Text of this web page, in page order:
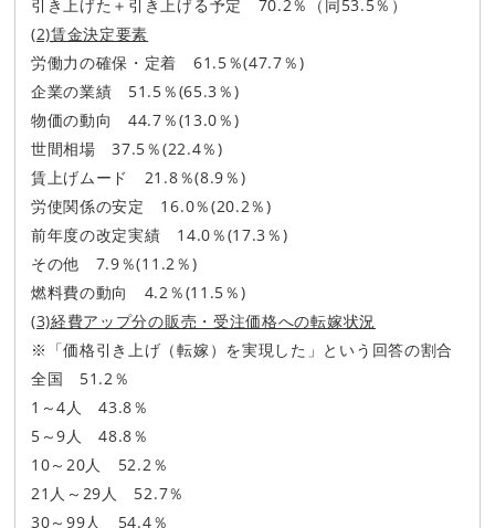
引き上げた＋引き上げる予定 70.2％（同53.5％）
(2)賃金決定要素
労働力の確保・定着 61.5％(47.7％)
企業の業績 51.5％(65.3％)
物価の動向 44.7％(13.0％)
世間相場 37.5％(22.4％)
賃上げムード 21.8％(8.9％)
労使関係の安定 16.0％(20.2％)
前年度の改定実績 14.0％(17.3％)
その他 7.9％(11.2％)
燃料費の動向 4.2％(11.5％)
(3)経費アップ分の販売・受注価格への転嫁状況
※「価格引き上げ（転嫁）を実現した」という回答の割合
全国 51.2％
1～4人 43.8％
5～9人 48.8％
10～20人 52.2％
21人～29人 52.7％
30～99人 54.4％